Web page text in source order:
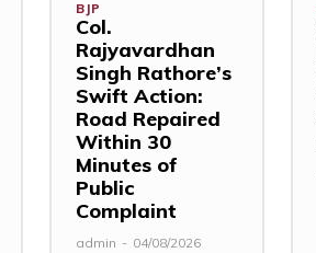
BJP
Col.
Rajyavardhan
Singh Rathore’s
Swift Action:
Road Repaired
Within 30
Minutes of
Public
Complaint
admin - 04/08/2026